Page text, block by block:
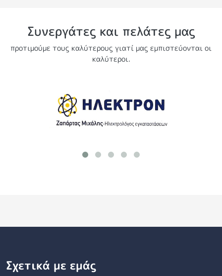
Συνεργάτες και πελάτες μας
προτιμούμε τους καλύτερους γιατί μας εμπιστεύονται οι
καλύτεροι.
Σχετικά με εμάς